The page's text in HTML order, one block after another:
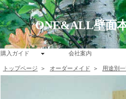
ONE&ALL壁面
購入ガイド
会社案内
トップページ ＞ オーダーメイド ＞ 用途別